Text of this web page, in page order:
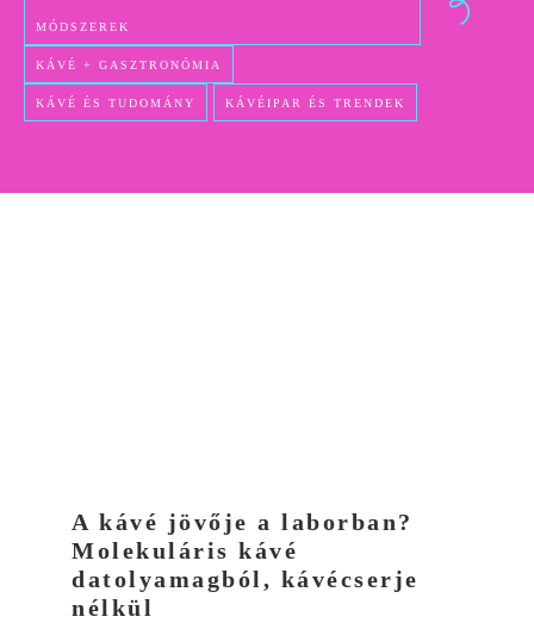
MÓDSZEREK
KÁVÉ + GASZTRONÓMIA
KÁVÉ ÉS TUDOMÁNY KÁVÉIPAR ÉS TRENDEK
A kávé jövője a laborban?
Molekuláris kávé
datolyamagból, kávécserje
nélkül